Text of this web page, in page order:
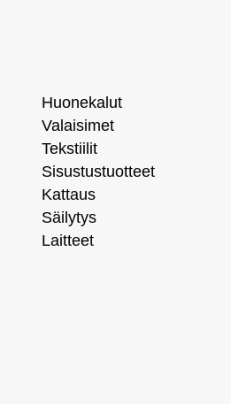
Huonekalut
Valaisimet
Tekstiilit
Sisustustuotteet
Kattaus
Säilytys
Laitteet